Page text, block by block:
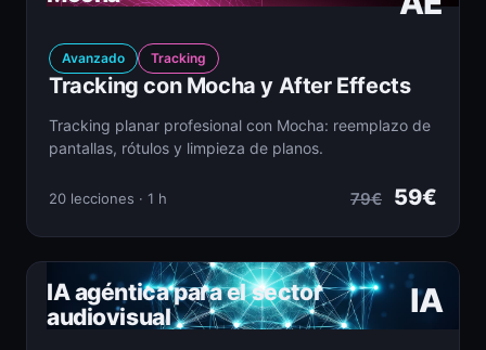
Avanzado Tracking
Tracking con Mocha y After Effects
Tracking planar profesional con Mocha: reemplazo de
pantallas, rótulos y limpieza de planos.
20 lecciones · 1 h 79€ 59€
IA
IA agéntica para el sector
audiovisual